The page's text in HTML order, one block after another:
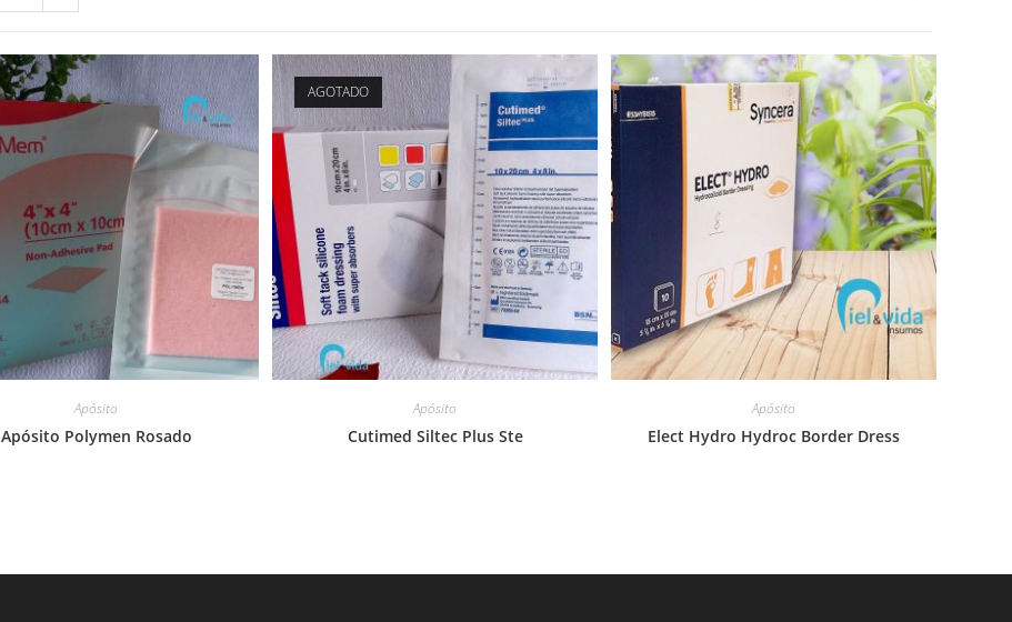
Apósito
Apósito Polymen Rosado
AGOTADO
Apósito
Cutimed Siltec Plus Ste
Apósito
Elect Hydro Hydroc Border Dress